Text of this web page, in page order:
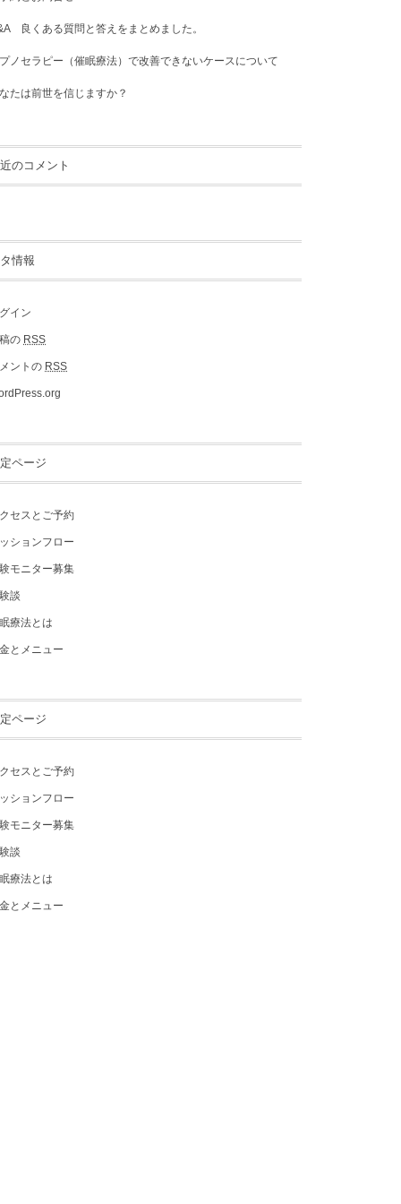
良くある質問と答えをまとめました。
ノセラピー（催眠療法）で改善できないケースについて
たは前世を信じますか？
のコメント
情報
イン
の RSS
ントの RSS
ページ
セスとご予約
ションフロー
モニター募集
談
療法とは
とメニュー
ページ
セスとご予約
ションフロー
モニター募集
談
療法とは
とメニュー